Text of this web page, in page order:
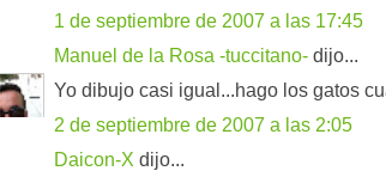
1 de septiembre de 2007 a las 17:45
Manuel de la Rosa -tuccitano- dijo...
Yo dibujo casi igual...hago los gatos
2 de septiembre de 2007 a las 2:05
Daicon-X dijo...